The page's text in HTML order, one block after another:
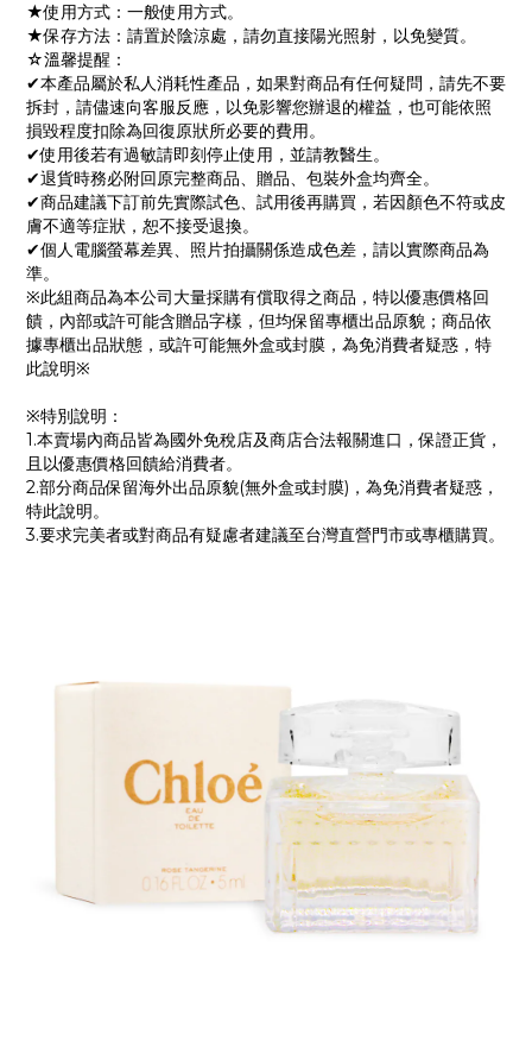
★使用方式：一般使用方式。
★保存方法：請置於陰涼處，請勿直接陽光照射，以免變質。
☆溫馨提醒：
✔本產品屬於私人消耗性產品，如果對商品有任何疑問，請先不要
拆封，請儘速向客服反應，以免影響您辦退的權益，也可能依照
損毀程度扣除為回復原狀所必要的費用。
✔使用後若有過敏請即刻停止使用，並請教醫生。
✔退貨時務必附回原完整商品、贈品、包裝外盒均齊全。
✔商品建議下訂前先實際試色、試用後再購買，若因顏色不符或皮
膚不適等症狀，恕不接受退換。
✔個人電腦螢幕差異、照片拍攝關係造成色差，請以實際商品為
準。
※此組商品為本公司大量採購有償取得之商品，特以優惠價格回
饋，內部或許可能含贈品字樣，但均保留專櫃出品原貌；商品依
據專櫃出品狀態，或許可能無外盒或封膜，為免消費者疑惑，特
此說明※
※特別說明：
1.本賣場內商品皆為國外免稅店及商店合法報關進口，保證正貨，
且以優惠價格回饋給消費者。
2.部分商品保留海外出品原貌(無外盒或封膜)，為免消費者疑惑，
特此說明。
3.要求完美者或對商品有疑慮者建議至台灣直營門市或專櫃購買。